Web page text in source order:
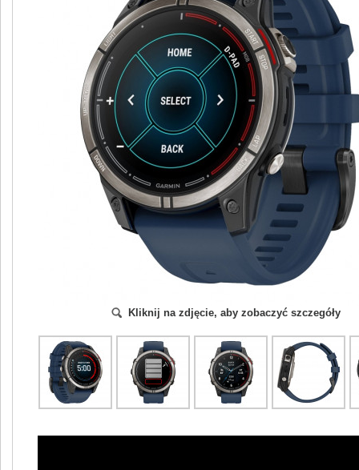
Kliknij na zdjęcie, aby zobaczyć szczegóły